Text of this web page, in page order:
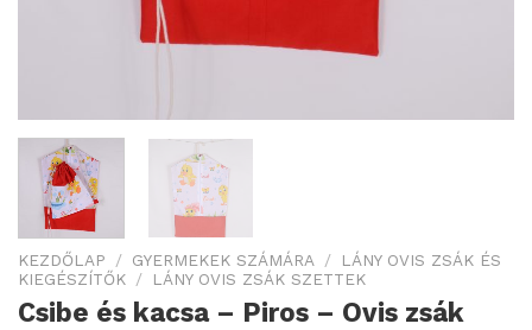
KEZDŐLAP / GYERMEKEK SZÁMÁRA /
LÁNY OVIS ZSÁK ÉS
KIEGÉSZÍTŐK / LÁNY OVIS ZSÁK SZETTEK
Csibe és kacsa – Piros – Ovis zsák